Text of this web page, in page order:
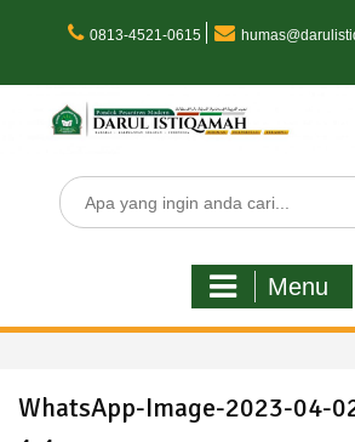
0813-4521-0615
Search
for:
Menu
WhatsApp-Image-2023-04-